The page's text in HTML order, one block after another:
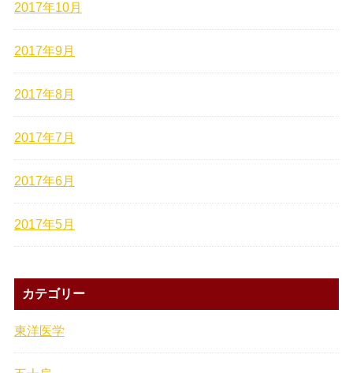
2017年10月
2017年9月
2017年8月
2017年7月
2017年6月
2017年5月
カテゴリー
東洋医学